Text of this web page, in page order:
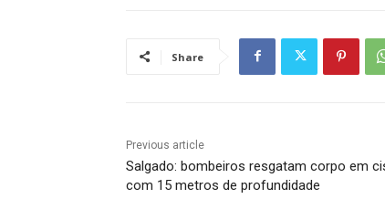
Share
Previous article
Salgado: bombeiros resgatam corpo em
com 15 metros de profundidade